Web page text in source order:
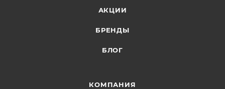
АКЦИИ
БРЕНДЫ
БЛОГ
КОМПАНИЯ